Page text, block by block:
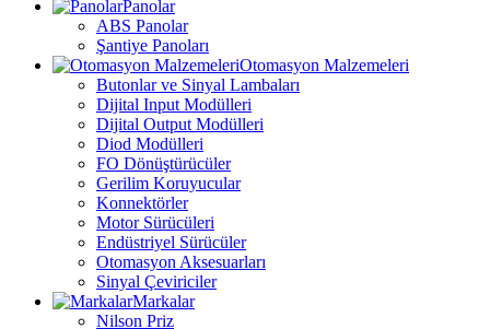
Panolar
ABS Panolar
Şantiye Panoları
Otomasyon Malzemeleri
Butonlar ve Sinyal Lambaları
Dijital Input Modülleri
Dijital Output Modülleri
Diod Modülleri
FO Dönüştürücüler
Gerilim Koruyucular
Konnektörler
Motor Sürücüleri
Endüstriyel Sürücüler
Otomasyon Aksesuarları
Sinyal Çeviriciler
Markalar
Nilson Priz